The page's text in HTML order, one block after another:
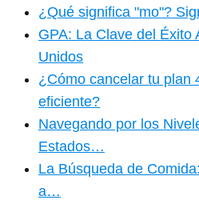
¿Qué significa "mo"?
GPA: La Clave del Éxito
Unidos
¿Cómo cancelar tu plan
eficiente?
Navegando por los
Estados…
La Búsqueda de
a…